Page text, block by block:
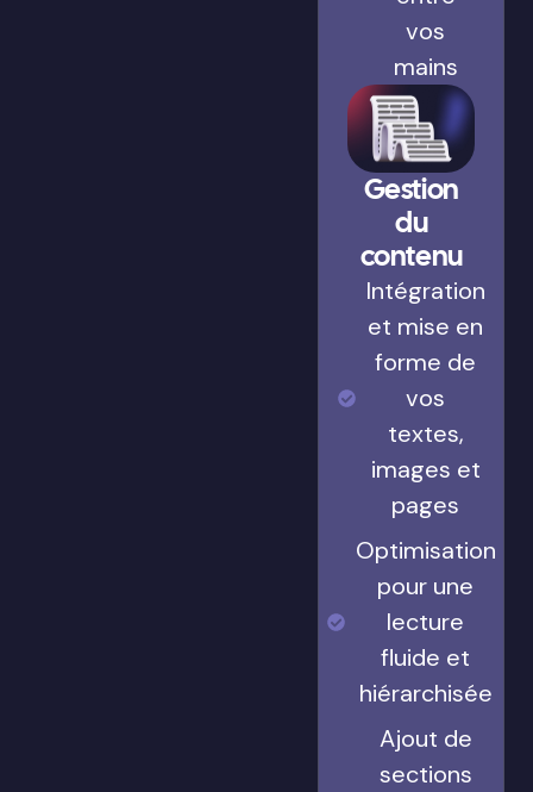
vos
mains
Gestion
du
contenu
Intégration
et mise en
forme de
vos
textes,
images et
pages
Optimisation
pour une
lecture
fluide et
hiérarchisée
Ajout de
sections